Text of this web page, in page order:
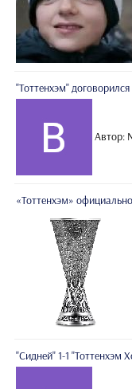
"Тоттенхэм"
Автор:
«Тоттенхэм»
"Сидней" 1-1 "Тоттенхэм